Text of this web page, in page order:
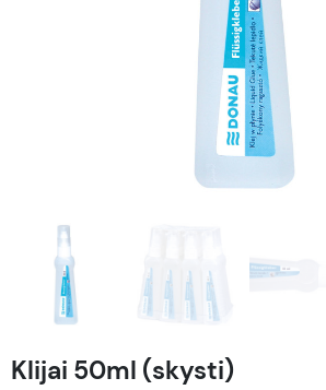
Klijai 50ml (skysti)